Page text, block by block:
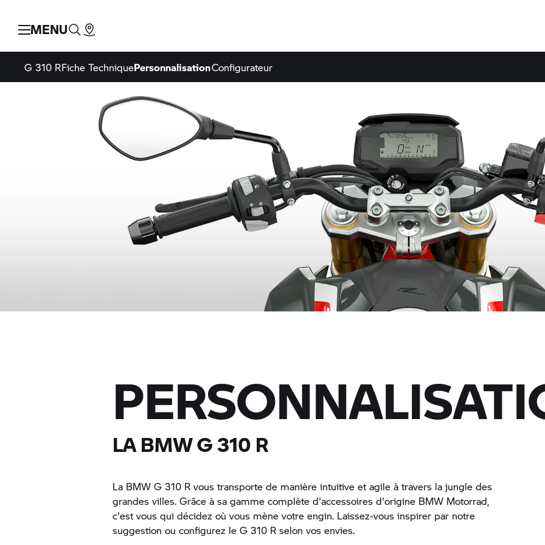
MENU
G 310 RFiche TechniquePersonnalisationConfigurateur
LA BMWG 310 R
La BMWG 310 R vous transporte de manière intuitive et agile à travers la jungle des
grandes villes. Grâce à sa gamme complète d'accessoires d'origine BMW Motorrad,
c'est vous qui décidez où vous mène votre engin. Laissez-vous inspirer par notre
suggestion ou configurez leG 310 R selon vos envies.